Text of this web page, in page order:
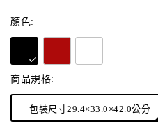
尺寸
買就送
A系列選配
顏色:
商品規格:
包裝尺寸29.4×33.0×42.0公分